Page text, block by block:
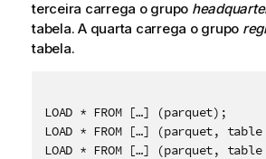
terceira carrega o grupo
tabela. A quarta carrega o grupo
tabela.
LOAD * FROM […] (parquet);
LOAD * FROM […] (parquet,
LOAD * FROM […] (parquet,